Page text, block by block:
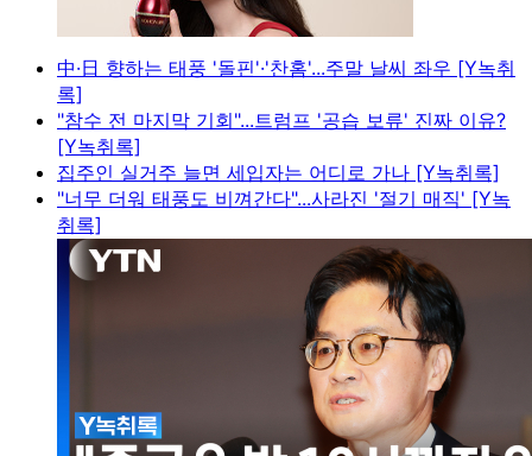
中·日 향하는 태풍 '돌핀'·'찬홈'...주말 날씨 좌우 [Y녹취
록]
"참수 전 마지막 기회"...트럼프 '공습 보류' 진짜 이유?
[Y녹취록]
집주인 실거주 늘면 세입자는 어디로 가나 [Y녹취록]
"너무 더워 태풍도 비껴간다"...사라진 '절기 매직' [Y녹
취록]